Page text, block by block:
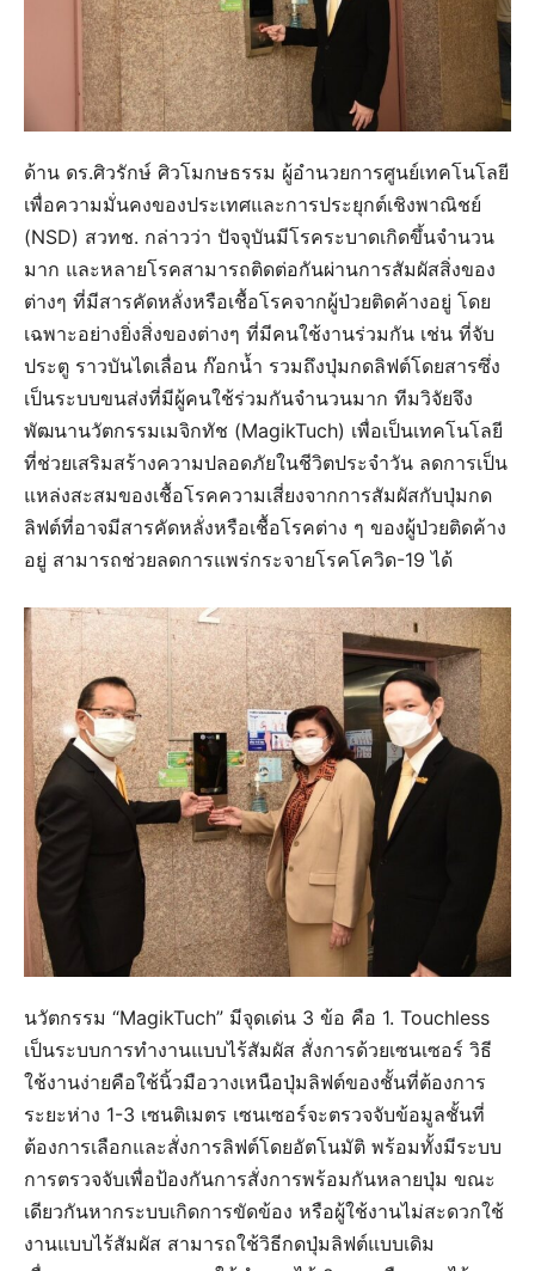
ด้าน ดร.ศิวรักษ์ ศิวโมกษธรรม ผู้อำนวยการศูนย์เทคโนโลยี
เพื่อความมั่นคงของประเทศและการประยุกต์เชิงพาณิชย์
(NSD) สวทช. กล่าวว่า ปัจจุบันมีโรคระบาดเกิดขึ้นจำนวน
มาก และหลายโรคสามารถติดต่อกันผ่านการสัมผัสสิ่งของ
ต่างๆ ที่มีสารคัดหลั่งหรือเชื้อโรคจากผู้ป่วยติดค้างอยู่ โดย
เฉพาะอย่างยิ่งสิ่งของต่างๆ ที่มีคนใช้งานร่วมกัน เช่น ที่จับ
ประตู ราวบันไดเลื่อน ก๊อกน้ำ รวมถึงปุ่มกดลิฟต์โดยสารซึ่ง
เป็นระบบขนส่งที่มีผู้คนใช้ร่วมกันจำนวนมาก ทีมวิจัยจึง
พัฒนานวัตกรรมเมจิกทัช (MagikTuch) เพื่อเป็นเทคโนโลยี
ที่ช่วยเสริมสร้างความปลอดภัยในชีวิตประจำวัน ลดการเป็น
แหล่งสะสมของเชื้อโรคความเสี่ยงจากการสัมผัสกับปุ่มกด
ลิฟต์ที่อาจมีสารคัดหลั่งหรือเชื้อโรคต่าง ๆ ของผู้ป่วยติดค้าง
อยู่ สามารถช่วยลดการแพร่กระจายโรคโควิด-19 ได้
นวัตกรรม “MagikTuch” มีจุดเด่น 3 ข้อ คือ 1. Touchless
เป็นระบบการทำงานแบบไร้สัมผัส สั่งการด้วยเซนเซอร์ วิธี
ใช้งานง่ายคือใช้นิ้วมือวางเหนือปุ่มลิฟต์ของชั้นที่ต้องการ
ระยะห่าง 1-3 เซนติเมตร เซนเซอร์จะตรวจจับข้อมูลชั้นที่
ต้องการเลือกและสั่งการลิฟต์โดยอัตโนมัติ พร้อมทั้งมีระบบ
การตรวจจับเพื่อป้องกันการสั่งการพร้อมกันหลายปุ่ม ขณะ
เดียวกันหากระบบเกิดการขัดข้อง หรือผู้ใช้งานไม่สะดวกใช้
งานแบบไร้สัมผัส สามารถใช้วิธีกดปุ่มลิฟต์แบบเดิม